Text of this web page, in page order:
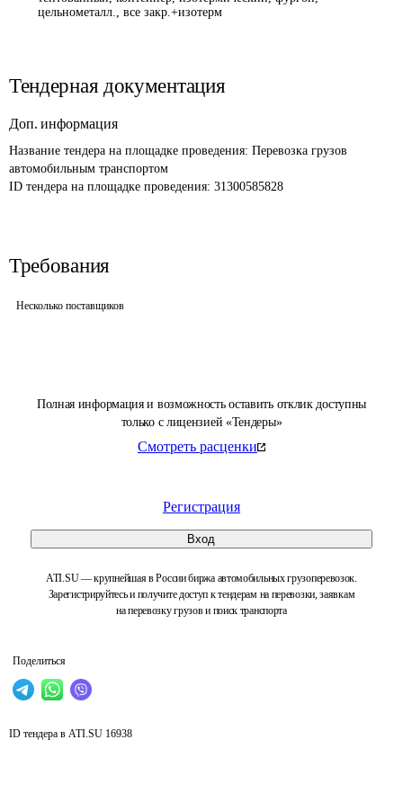
Полная информация и возможность оставить отклик доступны
только с лицензией «Тендеры»
Смотреть расценки
Регистрация
Вход
ATI.SU — крупнейшая в России биржа автомобильных грузоперевозок.
Зарегистрируйтесь и получите доступ к тендерам на перевозки, заявкам
на перевозку грузов и поиск транспорта
Поделиться
цельнометалл., все закр.+изотерм
Тендерная документация
Доп. информация
Название тендера на площадке проведения: Перевозка грузов
автомобильным транспортом
ID тендера на площадке проведения: 31300585828
Требования
Несколько поставщиков
ID тендера в ATI.SU 16938